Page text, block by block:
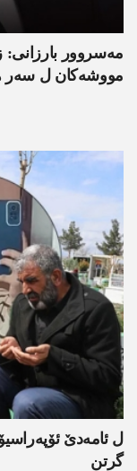
مەسروور
مووشەکان ل سەر
گرتن